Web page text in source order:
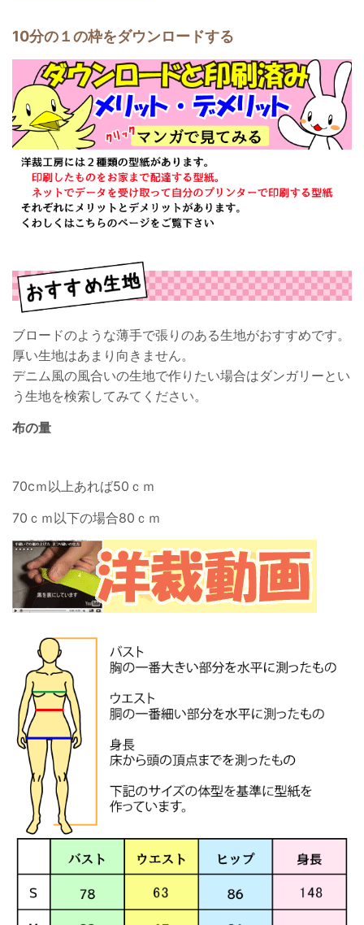
10分の１の枠をダウンロードする
ブロードのような薄手で張りのある生地がおすすめです。
厚い生地はあまり向きません。
デニム風の風合いの生地で作りたい場合はダンガリーとい
う生地を検索してみてください。
布の量
70cｍ以上あれば50ｃｍ
70ｃｍ以下の場合80ｃｍ